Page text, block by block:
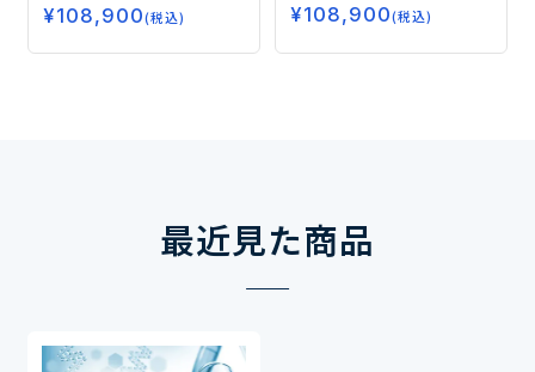
中ー
¥108,900(税込)
は治療薬による領域拡大―
¥108,900(税込)
最近見た商品